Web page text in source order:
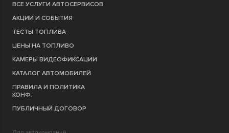
ВСЕ УСЛУГИ АВТОСЕРВИСОВ
АКЦИИ И СОБЫТИЯ
ТЕСТЫ ТОПЛИВА
ЦЕНЫ НА ТОПЛИВО
КАМЕРЫ ВИДЕОФИКСАЦИИ
КАТАЛОГ АВТОМОБИЛЕЙ
ПРАВИЛА И ПОЛИТИКА
КОНФ.
ПУБЛИЧНЫЙ ДОГОВОР